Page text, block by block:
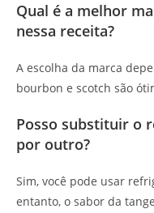
Qual é a melhor
nessa receita?
A escolha da marca
bourbon e scotch são
Posso substituir o
por outro?
Sim, você pode usar
entanto, o sabor da